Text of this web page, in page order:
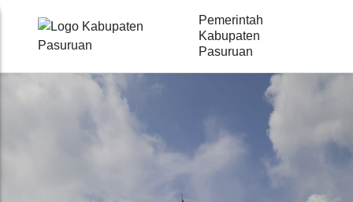
Pemerintah
Kabupaten
Pasuruan